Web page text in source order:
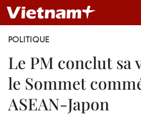
POLITIQUE
Le PM conclut sa
le Sommet
ASEAN-Japon